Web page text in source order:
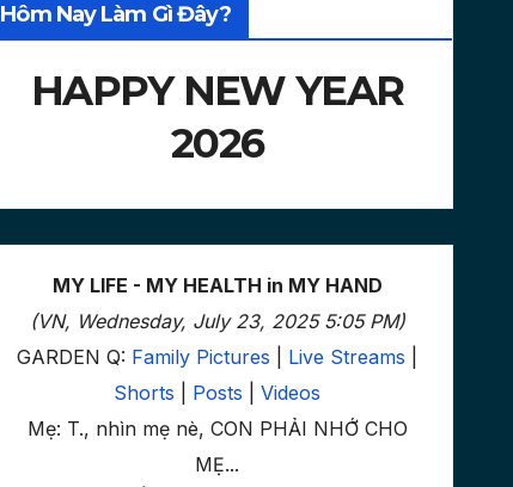
Hôm Nay Làm Gì Đây?
HAPPY NEW YEAR
2026
MY LIFE - MY HEALTH in MY HAND
(VN, Wednesday, July 23, 2025 5:05 PM)
GARDEN Q: Family Pictures Live Streams
Shorts
Posts |Videos
Mẹ: T., nhìn mẹ nè, CON PHẢI NHỚ CHO
MẸ...